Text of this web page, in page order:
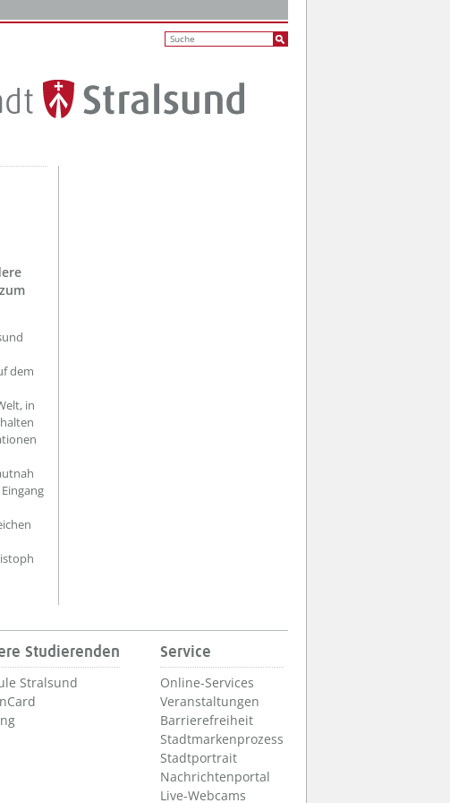
dem
in
Studierenden
Stralsund
Service
Online-Services
Veranstaltungen
Barrierefreiheit
Stadtmarkenprozess
Stadtportrait
Nachrichtenportal
Live-Webcams